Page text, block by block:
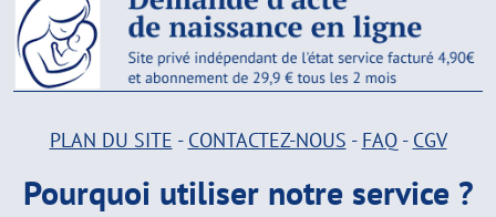
PLAN DU SITE - CONTACTEZ-NOUS - FAQ- CGV
Pourquoi utiliser notre service ?